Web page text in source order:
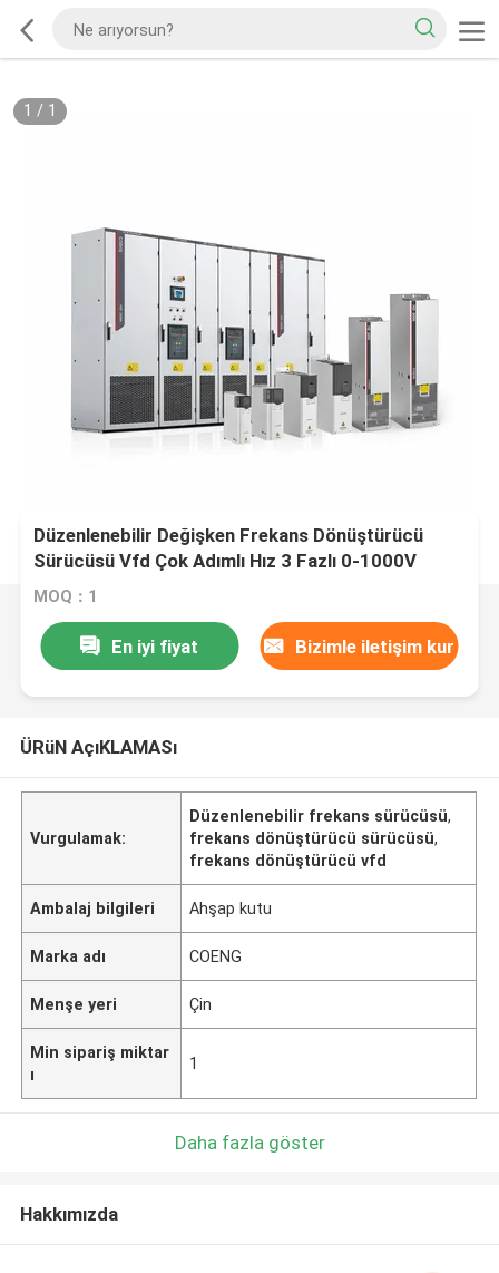
1 / 1
Düzenlenebilir Değişken Frekans Dönüştürücü
Sürücüsü Vfd Çok Adımlı Hız 3 Fazlı 0-1000V
MOQ：1
En iyi fiyat Bizimle iletişim kur
ÜRüN AçıKLAMASı
Vurgulamak:
Düzenlenebilir frekans sürücüsü,
frekans dönüştürücü sürücüsü,
frekans dönüştürücü vfd
Ambalaj bilgileri Ahşap kutu
Marka adı COENG
Menşe yeri Çin
Min sipariş miktar
ı
1
Daha fazla göster
Hakkımızda